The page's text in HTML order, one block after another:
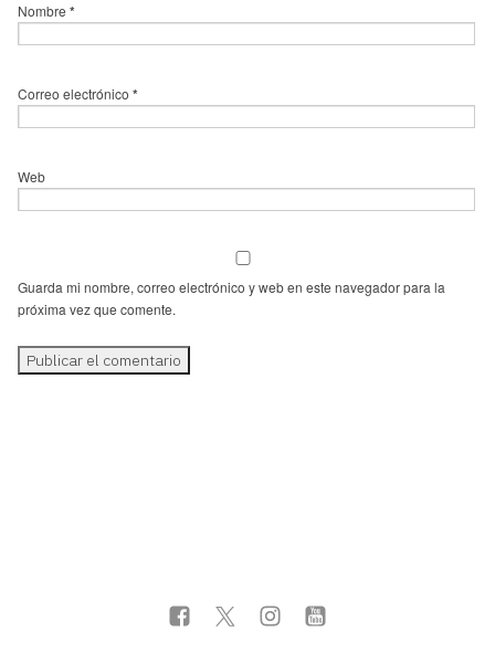
Nombre *
Correo electrónico *
Web
Guarda mi nombre, correo electrónico y web en este navegador para la
próxima vez que comente.